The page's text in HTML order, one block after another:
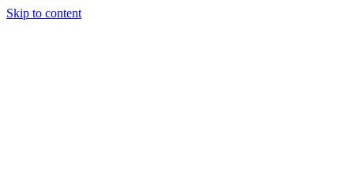
Skip to content